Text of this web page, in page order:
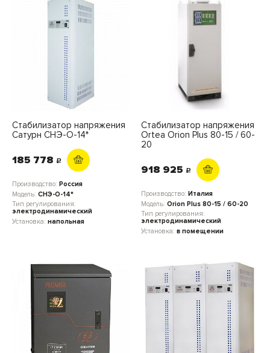
Стабилизатор напряжения
Сатурн СНЭ-О-14*
185 778 c
Производство: Россия
Модель: СНЭ-О-14*
Тип регулирования:
электродинамический
Установка: напольная
Стабилизатор напряжения
Ortea Orion Plus 80-15 / 60-
20
918 925 c
Производство: Италия
Модель: Orion Plus 80-15 / 60-20
Тип регулирования:
электродинамический
Установка: в помещении